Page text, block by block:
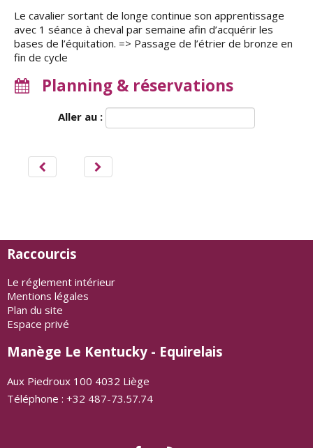
Le cavalier sortant de longe continue son apprentissage
avec 1 séance à cheval par semaine afin d’acquérir les
bases de l’équitation. => Passage de l’étrier de bronze en
fin de cycle
Planning & réservations
Aller au :
Raccourcis
Le réglement intérieur
Mentions légales
Plan du site
Espace privé
Manège Le Kentucky - Equirelais
Aux Piedroux 100 4032 Liège
Téléphone : +32 487-73.57.74